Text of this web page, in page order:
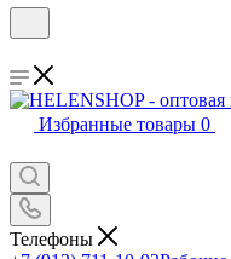
Избранные товары 0
Телефоны